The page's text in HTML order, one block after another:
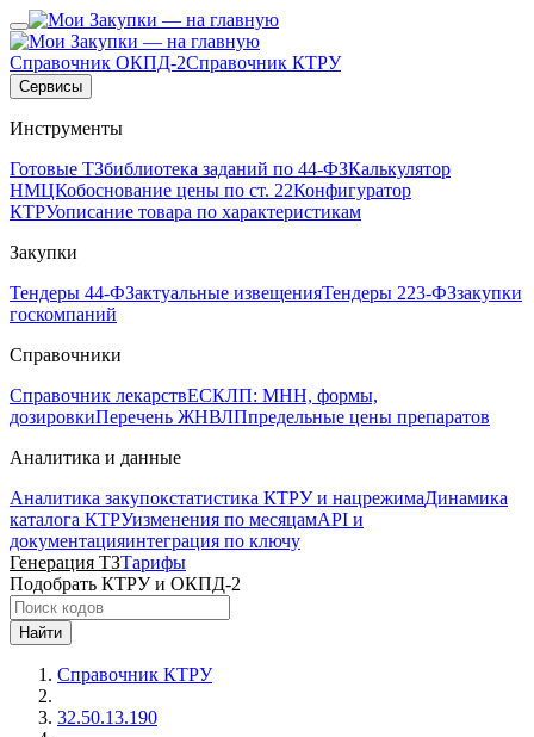
Справочник ОКПД-2Справочник КТРУ
Сервисы
Инструменты
Готовые ТЗбиблиотека заданий по 44-ФЗКалькулятор
НМЦКобоснование цены по ст. 22Конфигуратор
КТРУописание товара по характеристикам
Закупки
Тендеры 44-ФЗактуальные извещенияТендеры 223-ФЗзакупки
госкомпаний
Справочники
Справочник лекарствЕСКЛП: МНН, формы,
дозировкиПеречень ЖНВЛПпредельные цены препаратов
Аналитика и данные
Аналитика закупокстатистика КТРУ и нацрежимаДинамика
каталога КТРУизменения по месяцамAPI и
документацияинтеграция по ключу
Генерация ТЗТарифы
Подобрать КТРУ и ОКПД-2
Найти
Справочник КТРУ
32.50.13.190